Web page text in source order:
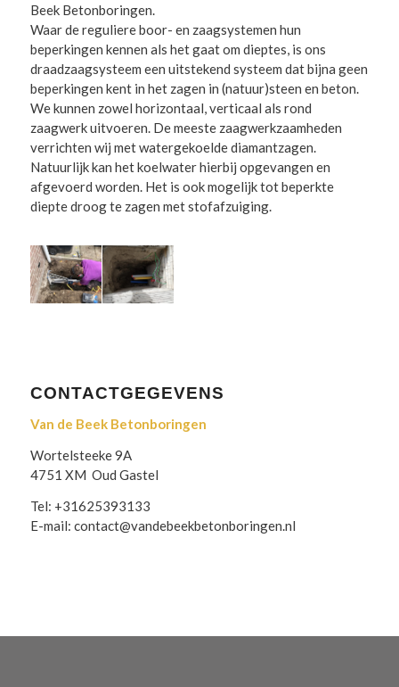
Beek Betonboringen.
Waar de reguliere boor- en zaagsystemen hun
beperkingen kennen als het gaat om dieptes, is ons
draadzaagsysteem een uitstekend systeem dat bijna geen
beperkingen kent in het zagen in (natuur)steen en beton.
We kunnen zowel horizontaal, verticaal als rond
zaagwerk uitvoeren. De meeste zaagwerkzaamheden
verrichten wij met watergekoelde diamantzagen.
Natuurlijk kan het koelwater hierbij opgevangen en
afgevoerd worden. Het is ook mogelijk tot beperkte
diepte droog te zagen met stofafzuiging.
CONTACTGEGEVENS
Van de Beek Betonboringen
Wortelsteeke 9A
4751 XM Oud Gastel
Tel: +31625393133
E-mail: contact@vandebeekbetonboringen.nl